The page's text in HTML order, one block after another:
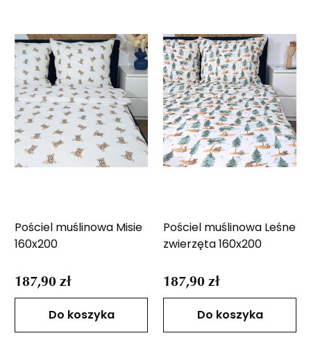
Pościel muślinowa Misie
160x200
187,90 zł
Do koszyka
Pościel muślinowa Leśne
zwierzęta 160x200
187,90 zł
Do koszyka